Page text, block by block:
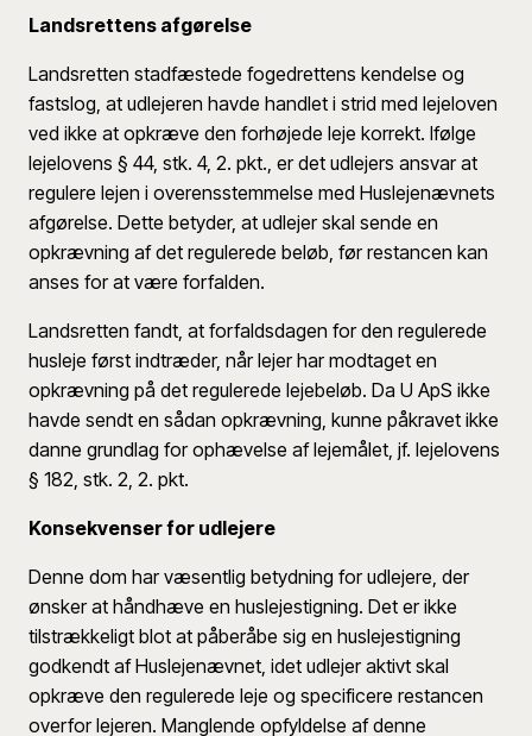
Landsrettens afgørelse
Landsretten stadfæstede fogedrettens kendelse og
fastslog, at udlejeren havde handlet i strid med lejeloven
ved ikke at opkræve den forhøjede leje korrekt. Ifølge
lejelovens § 44, stk. 4, 2. pkt., er det udlejers ansvar at
regulere lejen i overensstemmelse med Huslejenævnets
afgørelse. Dette betyder, at udlejer skal sende en
opkrævning af det regulerede beløb, før restancen kan
anses for at være forfalden.
Landsretten fandt, at forfaldsdagen for den regulerede
husleje først indtræder, når lejer har modtaget en
opkrævning på det regulerede lejebeløb. Da U ApS ikke
havde sendt en sådan opkrævning, kunne påkravet ikke
danne grundlag for ophævelse af lejemålet, jf. lejelovens
§ 182, stk. 2, 2. pkt.
Konsekvenser for udlejere
Denne dom har væsentlig betydning for udlejere, der
ønsker at håndhæve en huslejestigning. Det er ikke
tilstrækkeligt blot at påberåbe sig en huslejestigning
godkendt af Huslejenævnet, idet udlejer aktivt skal
opkræve den regulerede leje og specificere restancen
overfor lejeren. Manglende opfyldelse af denne